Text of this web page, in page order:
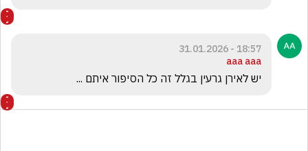
18:57 - 31.01.2026
aaa aaa
יש לאירן גרעין בגלל זה כל הסיפור איתם ...